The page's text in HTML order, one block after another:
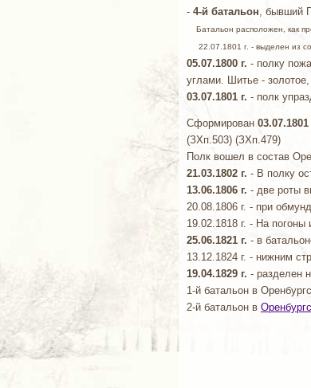
- 4-й батальон, бывший
Батальон расположен, как
22.07.1801 г. - выделен из
05.07.1800 г. - полку
углами. Шитье -
03.07.1801 г. - полк
Сформирован
(ЗХп.503) (ЗХп.479)
Полк вошел в состав
21.03.1802 г. - В полку
13.06.1806 г. - две роты
20.08.1806 г. - при
19.02.1818 г. - На
25.06.1821 г. - в
13.12.1824 г. - нижним
19.04.1829 г. - разделен
1-й батальон в
2-й батальон в